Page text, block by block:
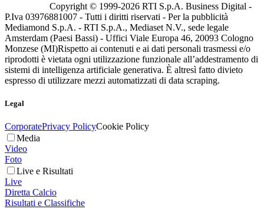
Copyright © 1999-2026 RTI S.p.A. Business Digital -
P.Iva 03976881007 - Tutti i diritti riservati - Per la pubblicità
Mediamond S.p.A. - RTI S.p.A., Mediaset N.V., sede legale
Amsterdam (Paesi Bassi) - Uffici Viale Europa 46, 20093 Cologno
Monzese (MI)Rispetto ai contenuti e ai dati personali trasmessi e/o
riprodotti è vietata ogni utilizzazione funzionale all’addestramento di
sistemi di intelligenza artificiale generativa. È altresì fatto divieto
espresso di utilizzare mezzi automatizzati di data scraping.
Legal
CorporatePrivacy PolicyCookie Policy
Media
Video
Foto
Live e Risultati
Live
Diretta Calcio
Risultati e Classifiche